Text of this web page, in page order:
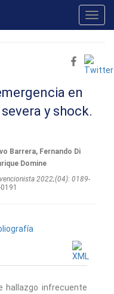
en
y shock.
Barrera, Fernando Di
Domine
2022;(04): 0189-
hallazgo infrecuente